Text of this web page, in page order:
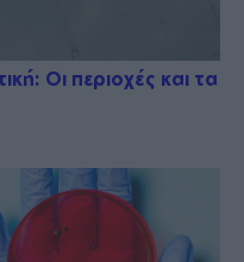
Οι περιοχές και τα